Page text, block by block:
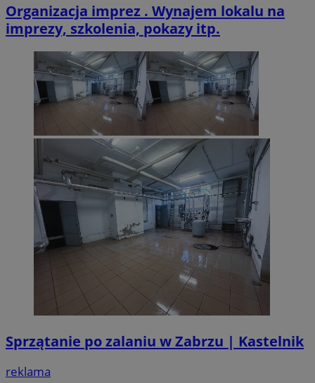
Organizacja imprez . Wynajem lokalu na
imprezy, szkolenia, pokazy itp.
Sprzątanie po zalaniu w Zabrzu | Kastelnik
reklama